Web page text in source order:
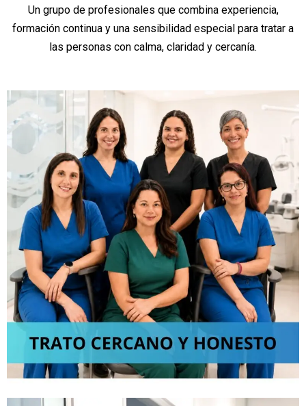
Un grupo de profesionales que combina experiencia,
formación continua y una sensibilidad especial para tratar a
las personas con calma, claridad y cercanía.